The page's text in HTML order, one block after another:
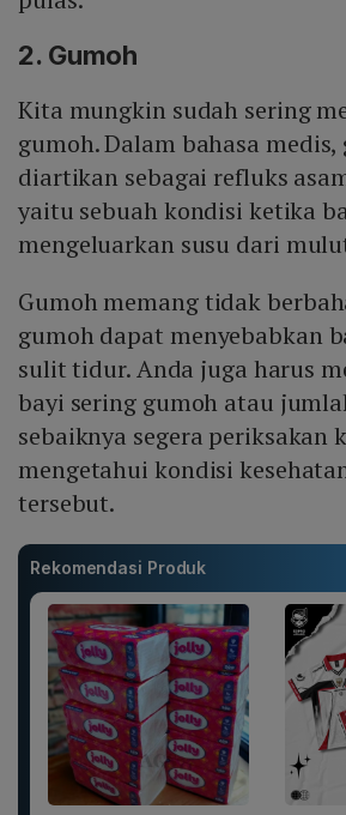
2. Gumoh
Kita mungkin sudah sering
gumoh. Dalam bahasa medis,
diartikan sebagai refluks
yaitu sebuah kondisi ketika
mengeluarkan susu dari
Gumoh memang tidak
gumoh dapat menyebabkan
sulit tidur. Anda juga harus
bayi sering gumoh atau
sebaiknya segera periksakan
mengetahui kondisi
tersebut.
Rekomendasi Produk